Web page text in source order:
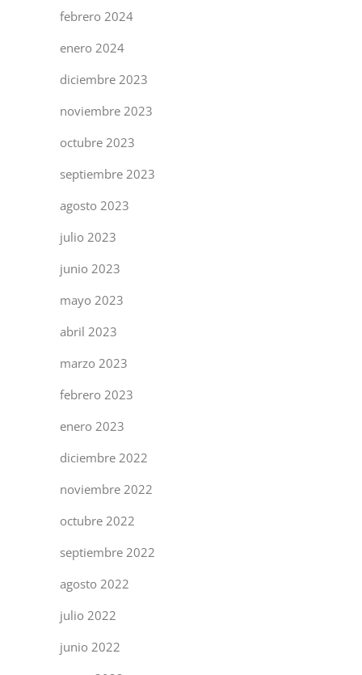
febrero 2024
enero 2024
diciembre 2023
noviembre 2023
octubre 2023
septiembre 2023
agosto 2023
julio 2023
junio 2023
mayo 2023
abril 2023
marzo 2023
febrero 2023
enero 2023
diciembre 2022
noviembre 2022
octubre 2022
septiembre 2022
agosto 2022
julio 2022
junio 2022